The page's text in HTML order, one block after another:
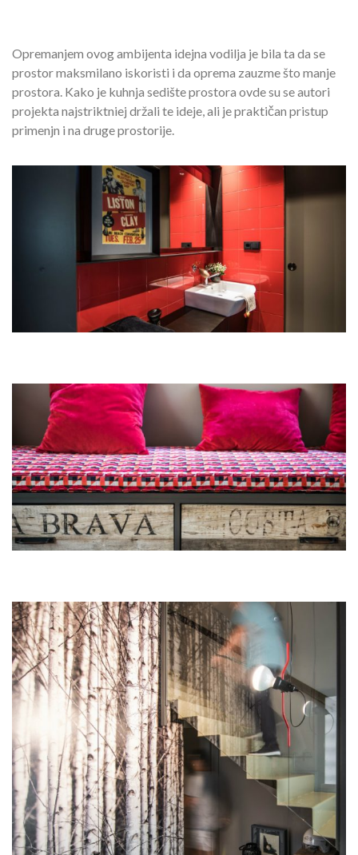
Opremanjem ovog ambijenta idejna vodilja je bila ta da se
prostor maksmilano iskoristi i da oprema zauzme što manje
prostora. Kako je kuhnja sedište prostora ovde su se autori
projekta najstriktniej držali te ideje, ali je praktičan pristup
primenjn i na druge prostorije.